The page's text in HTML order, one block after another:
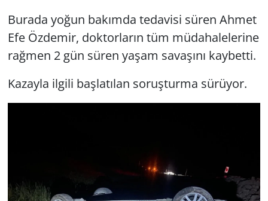
Burada yoğun bakımda tedavisi süren Ahmet
Efe Özdemir, doktorların tüm müdahalelerine
rağmen 2 gün süren yaşam savaşını kaybetti.
Kazayla ilgili başlatılan soruşturma sürüyor.